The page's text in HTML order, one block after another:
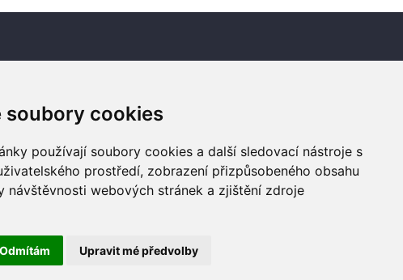
soubory cookies
používají soubory cookies a další sledovací nástroje s
prostředí, zobrazení přizpůsobeného obsahu
návštěvnosti webových stránek a zjištění zdroje
Odmítám Upravit mé předvolby
Newsletter
Odebírat